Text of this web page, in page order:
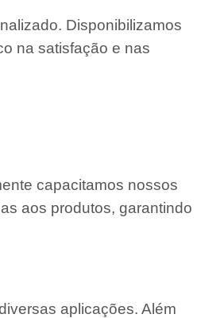
Disponibilizamos
na satisfação e nas
capacitamos nossos
aos produtos, garantindo
aplicações. Além